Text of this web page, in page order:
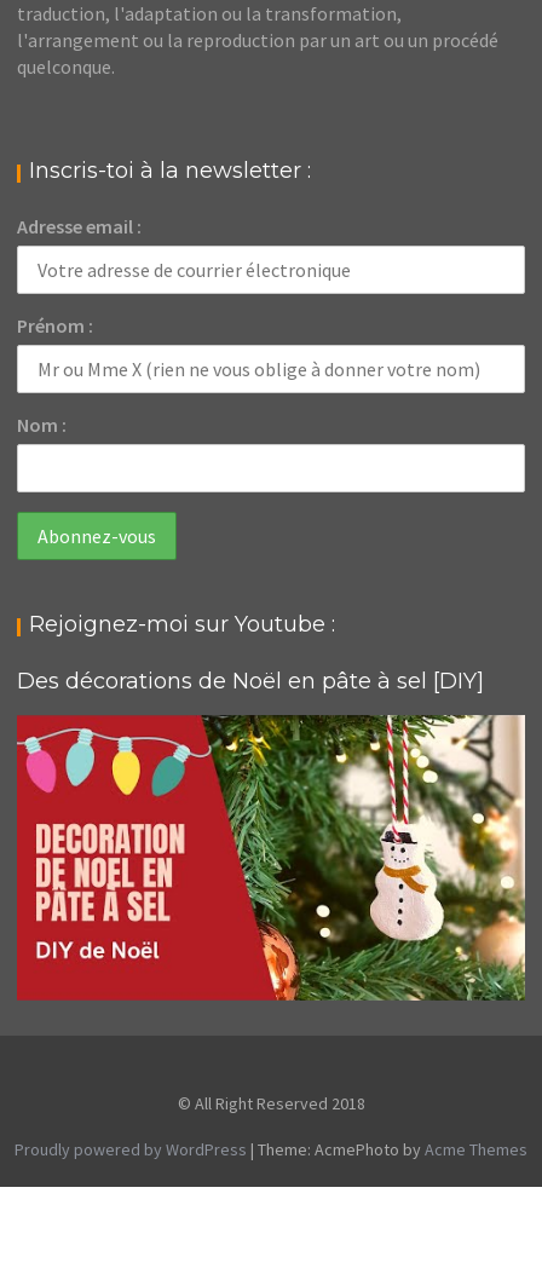
traduction, l'adaptation ou la transformation,
l'arrangement ou la reproduction par un art ou un procédé
quelconque.
Inscris-toi à la newsletter :
Adresse email :
Prénom :
Nom :
Rejoignez-moi sur Youtube :
Des décorations de Noël en pâte à sel [DIY]
© All Right Reserved 2018
Proudly powered by WordPress | Theme: AcmePhoto by Acme Themes